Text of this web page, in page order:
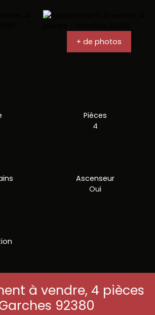
+ de photos
Pièces
4
Ascenseur
Oui
à vendre, 4 pièces
92380